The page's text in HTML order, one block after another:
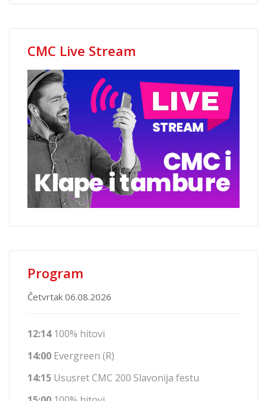
CMC Live Stream
Program
Četvrtak 06.08.2026
12:14100% hitovi
14:00 Evergreen (R)
14:15 Ususret CMC 200 Slavonija festu